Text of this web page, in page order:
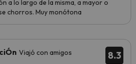
a lo largo de la misma, a mayor o
chorros. Muy monótona
8.3
Viajó con amigos